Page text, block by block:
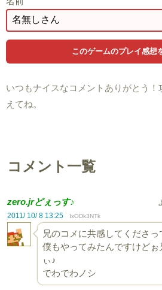
いつもナイスなコメントありがとう
えてね。
コメント一覧
zero.jrどぇっす♪
2011/ 10/ 8 13:25
IxODk3NTk
兄のコメに共感してくださ
僕もやってみたんですけど
ぃ♪
でわでわノシ